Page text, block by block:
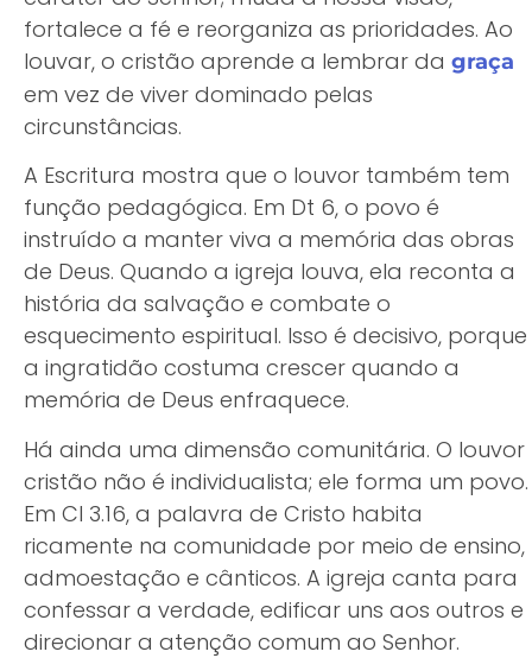
fortalece a fé e reorganiza as prioridades. Ao
louvar, o cristão aprende a lembrar da graça
em vez de viver dominado pelas
circunstâncias.
A Escritura mostra que o louvor também tem
função pedagógica. Em Dt 6, o povo é
instruído a manter viva a memória das obras
de Deus. Quando a igreja louva, ela reconta a
história da salvação e combate o
esquecimento espiritual. Isso é decisivo, porque
a ingratidão costuma crescer quando a
memória de Deus enfraquece.
Há ainda uma dimensão comunitária. O louvor
cristão não é individualista; ele forma um povo.
Em Cl 3.16, a palavra de Cristo habita
ricamente na comunidade por meio de ensino,
admoestação e cânticos. A igreja canta para
confessar a verdade, edificar uns aos outros e
direcionar a atenção comum ao Senhor.